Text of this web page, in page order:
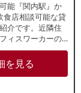
能『関内駅』か
食店相談可能な貸
介です。近隣住
ィスワーカーの
ー・飲み需要が
業種等、お気軽
い。
を見る